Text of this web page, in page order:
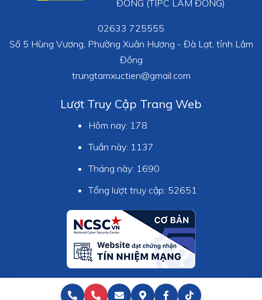
ĐỒNG (TIPC LÂM ĐỒNG)
02633 725555
Số 5 Hùng Vương, Phường Xuân Hương - Đà Lạt, tỉnh Lâm
Đồng
trungtamxuctien@gmail.com
Lượt Truy Cập Trang Web
Hôm nay: 178
Tuần này: 1137
Tháng này: 1690
Tổng lượt truy cập: 52651